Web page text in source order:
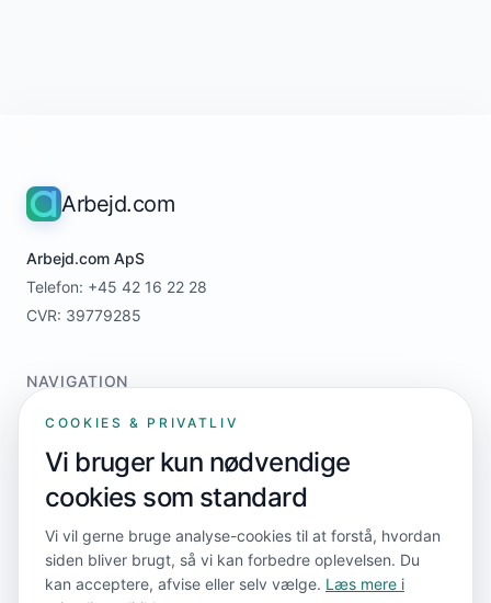
Arbejd.com
Arbejd.com ApS
Telefon: +45 42 16 22 28
CVR: 39779285
NAVIGATION
Home
For jobsøgere
For virksomheder
Priser
Kontakt
FØLG OS
COOKIES & PRIVATLIV
Vi bruger kun nødvendige
cookies som standard
Vi vil gerne bruge analyse-cookies til at forstå, hvordan
siden bliver brugt, så vi kan forbedre oplevelsen. Du
kan acceptere, afvise eller selv vælge. Læs mere i